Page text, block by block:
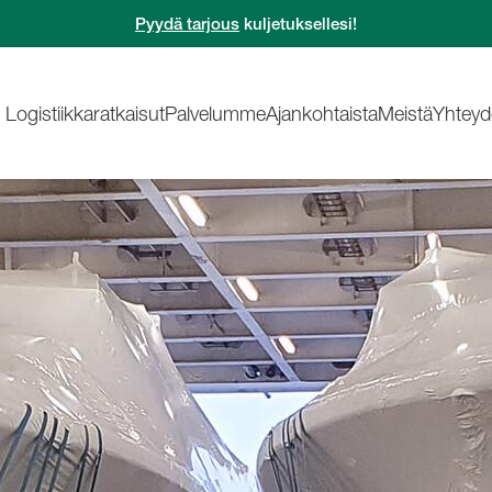
Pyydä tarjous kuljetuksellesi!
LogistiikkaratkaisutPalvelummeAjankohtaistaMeistä